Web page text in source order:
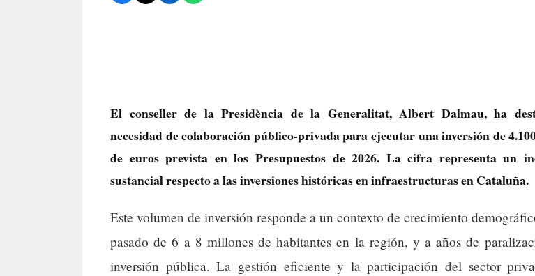
El conseller de la Presidència de la Generalitat, Albert Dalmau, ha
necesidad de colaboración público-privada para ejecutar una inversión de
de euros prevista en los Presupuestos de 2026. La cifra representa un
sustancial respecto a las inversiones históricas en infraestructuras en Cataluña.
Este volumen de inversión responde a un contexto de crecimiento
pasado de 6 a 8 millones de habitantes en la región, y a años de
inversión pública. La gestión eficiente y la participación del sector